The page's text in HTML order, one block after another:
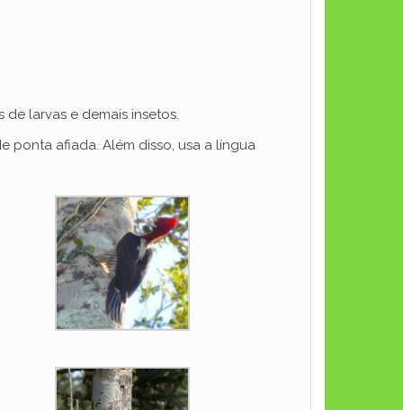
larvas e demais insetos.
ponta afiada. Além disso, usa a língua